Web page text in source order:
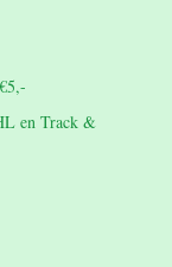
en Track &